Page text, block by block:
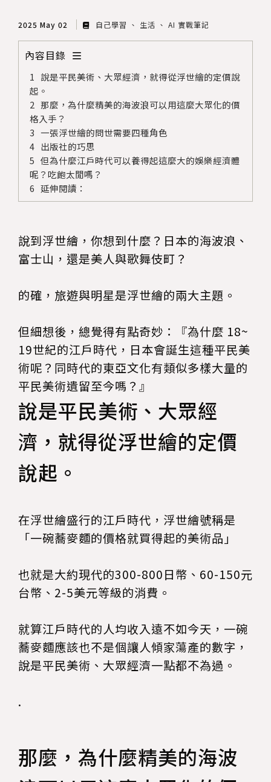
2025 May 02 自己學習 生活 AI 實戰筆記
內容目錄
說是平民美術、大眾經濟，就得從浮世繪的定價說
起。
那麼，為什麼精美的海波浪可以用這麼大眾化的價
格入手？
一張浮世繪的問世需要四種角色
出版社的巧思
但為什麼江戶時代可以養得起這麼大的娛樂經濟體
呢？吃飽太閒嗎？
延伸閱讀：
說到浮世繪，你想到什麼？日本的海波浪、
富士山，還是美人與歌舞伎町？
的確，旅遊與明星是浮世繪的兩大主題。
但細想後，總覺得有點奇妙：『為什麼 18~
19世紀的江戶時代，日本會誕生這種平民美
術呢？同時代的東亞文化有類似多樣大量的
平民美術遺留至今嗎？』
說是平民美術、大眾經
濟，就得從浮世繪的定價
說起。
在浮世繪盛行的江戶時代，浮世繪號稱是
「一碗蕎麥麵的價格就買得起的美術品」
也就是大約現代的300-800日幣、60-150元
台幣、2-5美元等級的消費。
就算江戶時代的人均收入遠不如今天，一碗
蕎麥麵應該也不是個讓人傾家蕩產的數字，
說是平民美術、大眾經濟一點都不為過。
.
那麼，為什麼精美的海波